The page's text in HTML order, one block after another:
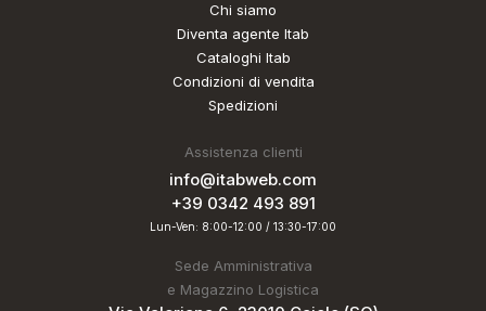
Chi siamo
Diventa agente Itab
Cataloghi Itab
Condizioni di vendita
Spedizioni
Assistenza clienti
info@itabweb.com
+39 0342 493 891
Lun-Ven: 8:00-12:00 / 13:30-17:00
Sede Amministrativa
e Magazzino Logistica